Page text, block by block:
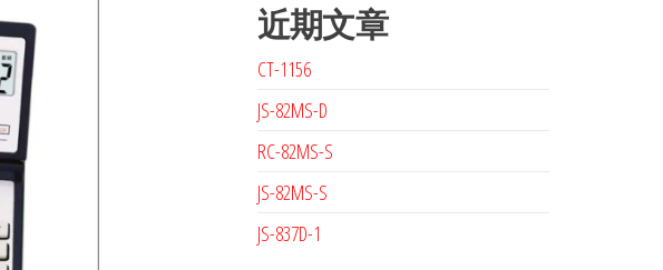
近期文章
CT-1156
JS-82MS-D
RC-82MS-S
JS-82MS-S
JS-837D-1